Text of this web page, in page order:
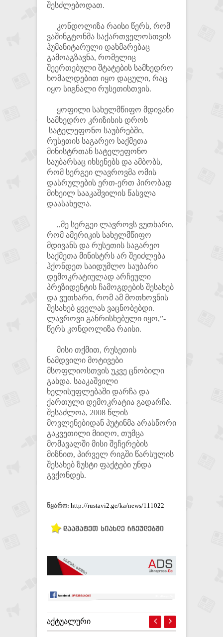
შესძლებოდათ.
კონდოლიზა რაისი წერს, რომ
ვაშინგტონმა საქართველოსთვის
ჰუმანიტარული დახმარებაც
გამოაგზავნა, რომელიც
შეერთებული შტატების სამხედრო
ხომალდებით იყო დაცული, რაც
იყო სიგნალი რუსეთისთვის.
ყოფილი სახელმწიფო მდივანი
სამხედრო კრიზისის დროს
სატელეფონო საუბრებში,
რუსეთის საგარეო საქმეთა
მინისტრთან სატელეფონო
საუბარსაც იხსენებს და ამბობს,
რომ სერგეი ლავროვმა ომის
დასრულების ერთ-ერთ პირობად
მიხეილ სააკაშვილის წასვლა
დაასახელა.
,,მე სერგეი ლავროვს ვუთხარი,
რომ ამერიკის სახელმწიფო
მდივანს და რუსეთის საგარეო
საქმეთა მინისტრს არ შეიძლება
ჰქონდეთ საიდუმლო საუბარი
დემოკრატიულად არჩეული
პრეზიდენტის ჩამოგდების შესახებ
და ვუთხარი, რომ ამ მოთხოვნის
შესახებ ყველას ვაცნობებდი.
ლავროვი განრისხებული იყო,”-
წერს კონდოლიზა რაისი.
მისი თქმით, რუსეთის
ნამდვილი მოტივები
მსოფლიოსთვის უკვე ცნობილი
გახდა. სააკაშვილი
ხელისუფლებაში დარჩა და
ქართული დემოკრატია გადარჩა.
შესაძლოა, 2008 წლის
მოვლენებიდან პუტინმა არასწორი
გაკვეთილი მიიღო, თუმცა
მომავალში მისი შეჩერების
მიზნით, პირველ რიგში წარსულის
შესახებ ზუსტი ფაქტები უნდა
გვქონდეს.
წყარო: http://rustavi2.ge/ka/news/111022
ᲐᲥᲢᲣᲐᲚᲣᲠᲘ